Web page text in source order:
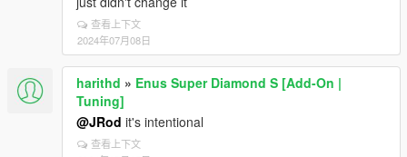
查看上下文
2024年07月08日
harithd » Enus Super Diamond S [Add-On |
Tuning]
@JRod it's intentional
查看上下文